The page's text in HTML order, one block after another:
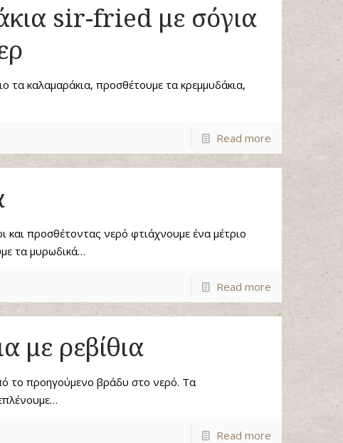
sir-fried με σόγια
τα καλαμαράκια, προσθέτουμε τα κρεμμυδάκια,
Read more
και προσθέτοντας νερό φτιάχνουμε ένα μέτριο
τα μυρωδικά…
Read more
με ρεβίθια
το προηγούμενο βράδυ στο νερό. Τα
Read more